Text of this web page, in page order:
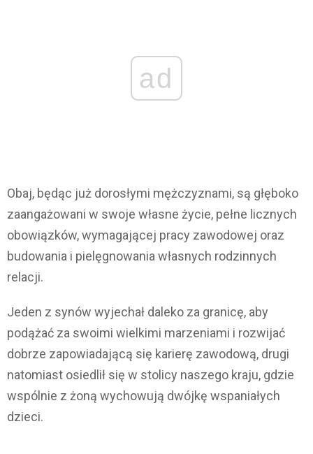
ad
Obaj, będąc już dorosłymi mężczyznami, są głęboko
zaangażowani w swoje własne życie, pełne licznych
obowiązków, wymagającej pracy zawodowej oraz
budowania i pielęgnowania własnych rodzinnych
relacji.
Jeden z synów wyjechał daleko za granicę, aby
podążać za swoimi wielkimi marzeniami i rozwijać
dobrze zapowiadającą się karierę zawodową, drugi
natomiast osiedlił się w stolicy naszego kraju, gdzie
wspólnie z żoną wychowują dwójkę wspaniałych
dzieci.